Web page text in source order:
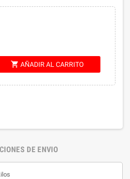
shopping_cart AÑADIR AL CARRITO
DE ENVIO